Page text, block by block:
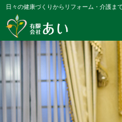
日々の健康づくりからリフォーム・介護